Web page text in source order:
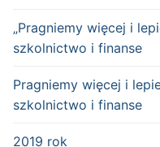
„Pragniemy więcej i
szkolnictwo i finanse
Pragniemy więcej i
szkolnictwo i finanse
2019 rok